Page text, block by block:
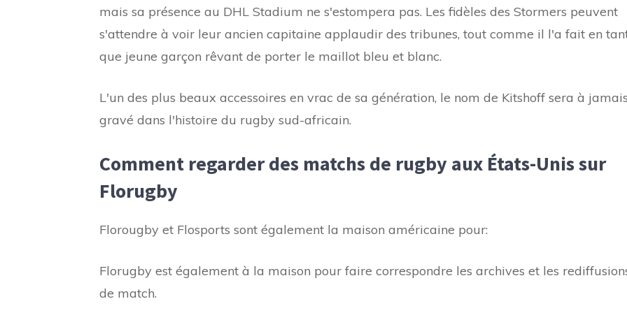
mais sa présence au DHL Stadium ne s'estompera pas. Les fidèles des Stormers peuvent
s'attendre à voir leur ancien capitaine applaudir des tribunes, tout comme il l'a fait en
que jeune garçon rêvant de porter le maillot bleu et blanc.
L'un des plus beaux accessoires en vrac de sa génération, le nom de Kitshoff sera à jamais
gravé dans l'histoire du rugby sud-africain.
Comment regarder des matchs de rugby aux États-Unis sur
Florugby
Florougby et Flosports sont également la maison américaine pour:
Florugby est également à la maison pour faire correspondre les archives et les
de match.